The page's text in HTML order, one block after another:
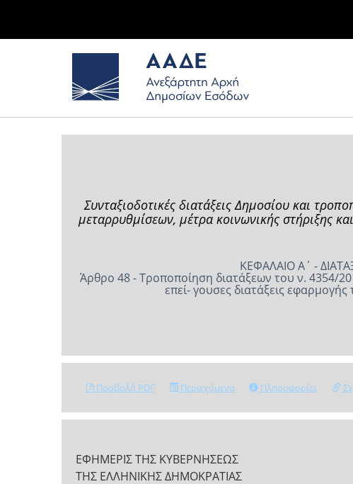
Συνταξιοδοτικές διατάξεις Δημοσίου και
μεταρρυθμίσεων, μέτρα κοινωνικής στήριξης
ΚΕΦΑΛΑΙΟ Α΄ -
Άρθρο 48 - Τροποποίηση διατάξεων του ν. 4354/
επεί- γουσες διατάξεις
Προβολή PDF Περιεχόμενα Πληροφορίες
ΕΦΗΜΕΡΙΣ ΤΗΣ ΚΥΒΕΡΝΗΣΕΩΣ
ΤΗΣ ΕΛΛΗΝΙΚΗΣ ΔΗΜΟΚΡΑΤΙΑΣ